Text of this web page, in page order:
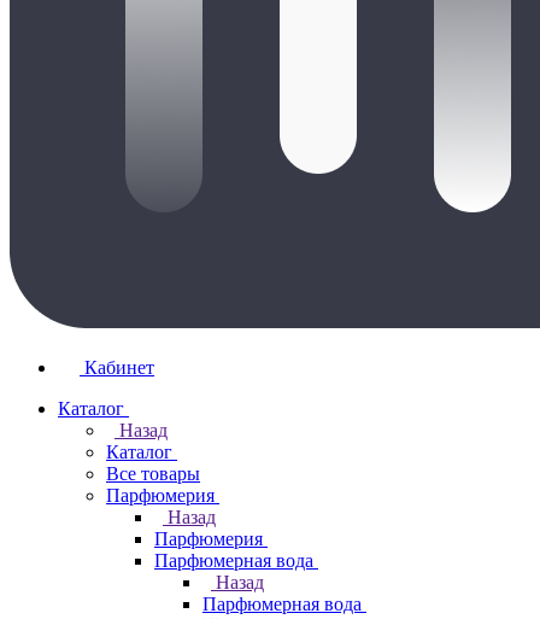
Кабинет
Каталог
Назад
Каталог
Все товары
Парфюмерия
Назад
Парфюмерия
Парфюмерная вода
Назад
Парфюмерная вода